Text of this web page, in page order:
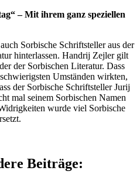
– Mit ihrem ganz speziellen
Sorbische Schriftsteller aus der
hinterlassen. Handrij Zejler gilt
der Sorbischen Literatur. Dass
Umständen wirkten,
der Sorbische Schriftsteller Jurij
mal seinem Sorbischen Namen
wurde viel Sorbische
Beiträge: